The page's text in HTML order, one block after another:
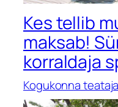
Kes tellib
maksab!
korraldaja
Kogukonna teataja